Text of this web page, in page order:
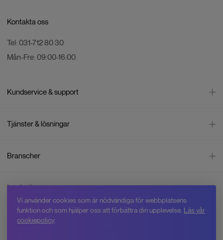
Kontakta oss
Tel: 031-712 80 30
Mån-Fre: 09:00-16:00
Kundservice & support
Leverans
Reklamation & återköp
Integritetspolicy
Cookiepolicy
Jobba hos Swedron
Tjänster & lösningar
Företagsrådgivning
Företagsleasing
Hyr drönare
Service & reparation
Branscher
Skogsbruk
Övervakning
Inspiration
Om oss
Varför Swedron
Vi använder cookies som är nödvändiga för webbplatsens
funktion och som hjälper oss att förbättra din upplevelse. Läs vår
cookiepolicy.